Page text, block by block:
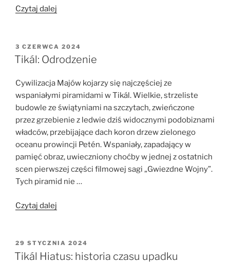
Czytaj dalej
Komkom”
OPUBLIKOWANE
W
3 CZERWCA 2024
Tikál: Odrodzenie
Cywilizacja Majów kojarzy się najczęściej ze
wspaniałymi piramidami w Tikál. Wielkie, strzeliste
budowle ze świątyniami na szczytach, zwieńczone
przez grzebienie z ledwie dziś widocznymi podobiznami
władców, przebijające dach koron drzew zielonego
oceanu prowincji Petén. Wspaniały, zapadający w
pamięć obraz, uwieczniony choćby w jednej z ostatnich
scen pierwszej części filmowej sagi „Gwiezdne Wojny”.
Tych piramid nie …
Czytaj dalej
OPUBLIKOWANE
W
29 STYCZNIA 2024
Tikál Hiatus: historia czasu upadku